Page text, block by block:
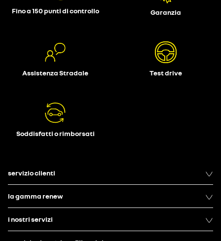
Fino a 150 punti di controllo Garanzia
Assistenza Stradale Test drive
Soddisfatti o rimborsati
servizio clienti
la gamma renew
i nostri servizi